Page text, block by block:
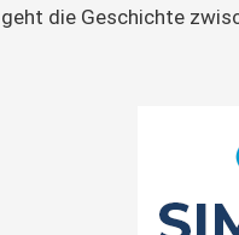
geht die Geschichte